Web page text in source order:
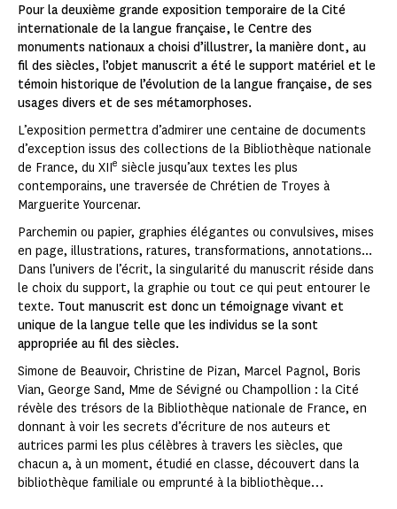
Pour la deuxième grande exposition temporaire de la Cité
internationale de la langue française, le Centre des
monuments nationaux a choisi d’illustrer, la manière dont, au
fil des siècles, l’objet manuscrit a été le support matériel et le
témoin historique de l’évolution de la langue française, de ses
usages divers et de ses métamorphoses.
L’exposition permettra d’admirer une centaine de documents
d’exception issus des collections de la Bibliothèque nationale
de France, du XIIe siècle jusqu’aux textes les plus
contemporains, une traversée de Chrétien de Troyes à
Marguerite Yourcenar.
Parchemin ou papier, graphies élégantes ou convulsives, mises
en page, illustrations, ratures, transformations, annotations...
Dans l’univers de l’écrit, la singularité du manuscrit réside dans
le choix du support, la graphie ou tout ce qui peut entourer le
texte. Tout manuscrit est donc un témoignage vivant et
unique de la langue telle que les individus se la sont
appropriée au fil des siècles.
Simone de Beauvoir, Christine de Pizan, Marcel Pagnol, Boris
Vian, George Sand, Mme de Sévigné ou Champollion : la Cité
révèle des trésors de la Bibliothèque nationale de France, en
donnant à voir les secrets d’écriture de nos auteurs et
autrices parmi les plus célèbres à travers les siècles, que
chacun a, à un moment, étudié en classe, découvert dans la
bibliothèque familiale ou emprunté à la bibliothèque…